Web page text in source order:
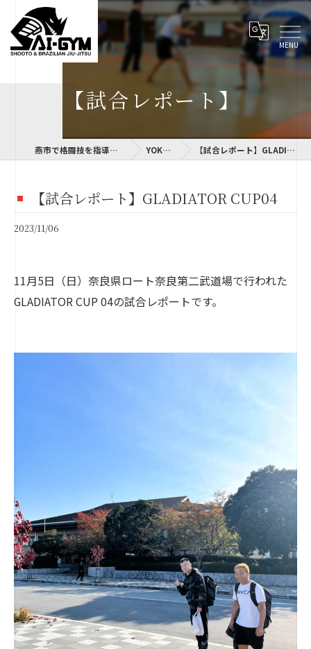
【試合レポート】
燕市で格闘技を指導するSAI-GYM YOKOLOG 【試合レポート】GLADIATOR CUP04
【試合レポート】GLADIATOR CUP04
2023/11/06
11月5日（日）奈良県ロート奈良第二武道場で行われた
GLADIATOR CUP 04の試合レポートです。